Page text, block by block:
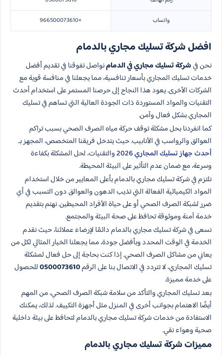
واتساب
+966500073610
افضل شركة تسليك مجاري بالدمام
نحن فيشركة تسليك مجاري في الدمامنواصل تفوقنا في تقديم أفضل
خدمات تسليك المجاري بأسعار تنافسية، مما يجعلنا في منافسة قوية مع
الشركات الأخرى. يعود هذا النجاح إلى حرصنا المستمر على استخدام أحدث
التقنيات والمواد المستوردة ذات الجودة العالية التي تساهم في تسليك
المجاري بشكل فعال وآمن.
كما انفردنا بحل مشكلة توقف حركة مياه الصرف الصحي بسبب تراكم
العوالق والرواسب في الأنابيب. حيث يتدخل فريقنا المتخصص، المجهز بـ
أحدث جهاز تسليك المجاري 2026
والتقنيات، لحل المشكلة بكفاءة
وسرعة، مع ضمان عدم التأثير على البيئة المحيطة.
نلتزم في شركة تسليك مجاري بالدمام بأعلى المعايير من خلال استخدام
المواد الكيميائية الفعالة التي تذيب الدهون والعوالق دون التسبب في أي
ضرر لشبكة الصرف الصحي أو على حياة الأفراد المحيطين. نهتم بتقديم
خدمة آمنة وموثوقة تحافظ على صحة البيئة والمجتمع.
نسعى في شركة تسليك مجاري بالدمام دائمًا لإرضاء عملائنا، حيث نقدم
الخدمة في الوقت المحدد وبأفضل جودة، مما يجعلنا الخيار المثالي لكل من
يعاني من مشاكل الصرف الصحي. إذا كنت بحاجة إلى حل فعال لمشكلة
تسليك المجاري، لا تتردد في الاتصال بنا على الرقم0500073610للحصول
على خدمة مميزة.
بعد تسليك المجاري والتأكد من سلامة شبكة الصرف الصحي، من المهم
أيضًا الاهتمام بجوانب أخرى في المنزل مثل أجهزة التكييف. لذلك، يمكنك
الاستفادة من خدمات شركة تسليك مجاري بالدمام لتحافظ على بيئة داخلية
صحية وهواء نقي.
مميزات شركة تسليك مجاري بالدمام